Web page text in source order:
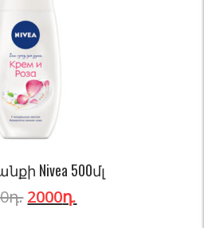
Nivea 500մլ
դ. 2000դ.